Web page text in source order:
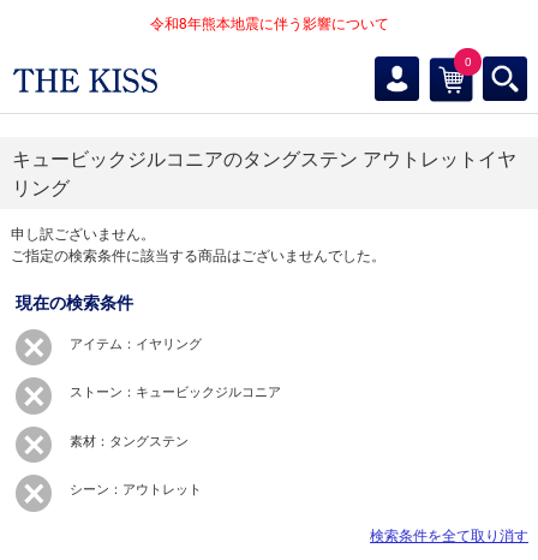
令和8年熊本地震に伴う影響について
0
キュービックジルコニアのタングステン アウトレットイヤ
リング
申し訳ございません。
ご指定の検索条件に該当する商品はございませんでした。
現在の検索条件
アイテム：イヤリング
ストーン：キュービックジルコニア
素材：タングステン
シーン：アウトレット
検索条件を全て取り消す